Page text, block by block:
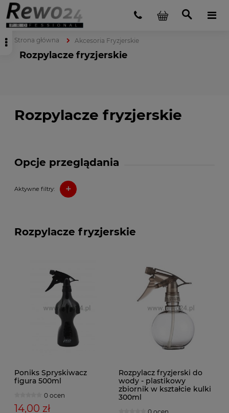
Strona główna Akcesoria Fryzjerskie
Rozpylacze fryzjerskie
Opcje przeglądania
Aktywne filtry: +
Rozpylacze fryzjerskie
Rozpylacze fryzjerskie
Poniks Spryskiwacz
figura 500ml
0 ocen
14,00 zł
Rozpylacz fryzjerski do
wody - plastikowy
zbiornik w kształcie kulki
300ml